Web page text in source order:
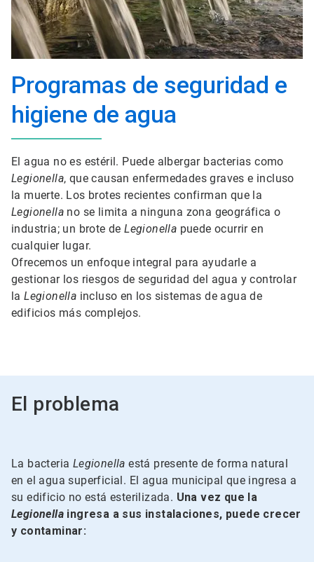
Programas de seguridad e
higiene de agua
El agua no es estéril. Puede albergar bacterias como
Legionella, que causan enfermedades graves e incluso
la muerte. Los brotes recientes confirman que la
Legionella no se limita a ninguna zona geográfica o
industria; un brote deLegionella puede ocurrir en
cualquier lugar.
Ofrecemos un enfoque integral para ayudarle a
gestionar los riesgos de seguridad del agua y controlar
laLegionella incluso en los sistemas de agua de
edificios más complejos.
El problema
La bacteria Legionella está presente de forma natural
en el agua superficial. El agua municipal que ingresa a
su edificio no está esterilizada. Una vez que la
Legionella ingresa a sus instalaciones, puede crecer
y contaminar: